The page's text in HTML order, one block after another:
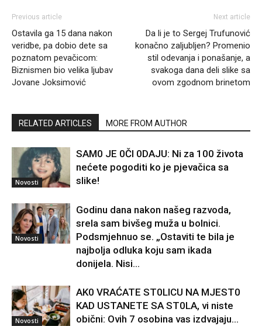
Previous article
Ostavila ga 15 dana nakon
veridbe, pa dobio dete sa
poznatom pevačicom:
Biznismen bio velika ljubav
Jovane Joksimović
Next article
Da li je to Sergej Trufunović
konačno zaljubljen? Promenio
stil odevanja i ponašanje, a
svakoga dana deli slike sa
ovom zgodnom brinetom
RELATED ARTICLES MORE FROM AUTHOR
Novosti
SAM0 JE 0Čl 0DAJU: Ni za 100 života
nećete pogoditi ko je pjevačica sa
slike!
Novosti
Godinu dana nakon našeg razvoda,
srela sam bivšeg muža u bolnici.
Podsmjehnuo se. „Ostaviti te bila je
najbolja odluka koju sam ikada
donijela. Nisi...
Novosti
AK0 VRAĆATE ST0LlCU NA MJEST0
KAD USTANETE SA ST0LA, vi niste
obični: Ovih 7 osobina vas izdvajaju…